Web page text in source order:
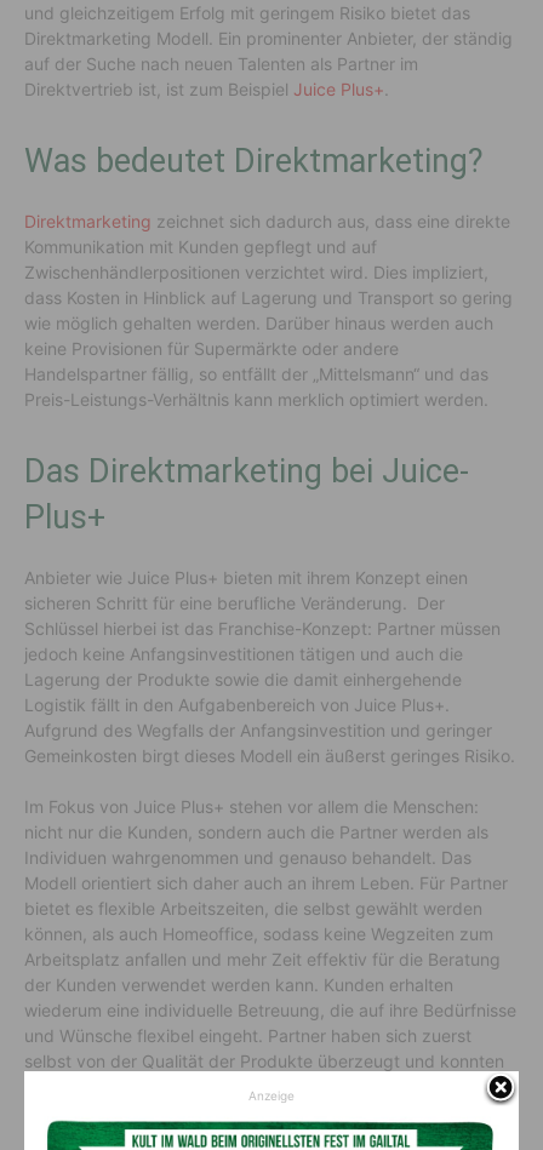
und gleichzeitigem Erfolg mit geringem Risiko bietet das
Direktmarketing Modell. Ein prominenter Anbieter, der ständig
auf der Suche nach neuen Talenten als Partner im
Direktvertrieb ist, ist zum Beispiel Juice Plus+
Was bedeutet Direktmarketing?
Direktmarketing zeichnet sich dadurch aus, dass eine direkte
Kommunikation mit Kunden gepflegt und auf
Zwischenhändlerpositionen verzichtet wird. Dies impliziert,
dass Kosten in Hinblick auf Lagerung und Transport so gering
wie möglich gehalten werden. Darüber hinaus werden auch
keine Provisionen für Supermärkte oder andere
Handelspartner fällig, so entfällt der „Mittelsmann“ und das
Preis-Leistungs-Verhältnis kann merklich optimiert werden.
Das Direktmarketing bei Juice-
Plus+
Anbieter wie Juice Plus+ bieten mit ihrem Konzept einen
sicheren Schritt für eine berufliche Veränderung. Der
Schlüssel hierbei ist das Franchise-Konzept: Partner müssen
jedoch keine Anfangsinvestitionen tätigen und auch die
Lagerung der Produkte sowie die damit einhergehende
Logistik fällt in den Aufgabenbereich von Juice Plus+.
Aufgrund des Wegfalls der Anfangsinvestition und geringer
Gemeinkosten birgt dieses Modell ein äußerst geringes Risiko.
Im Fokus von Juice Plus+ stehen vor allem die Menschen:
nicht nur die Kunden, sondern auch die Partner werden als
Individuen wahrgenommen und genauso behandelt. Das
Modell orientiert sich daher auch an ihrem Leben. Für Partner
bietet es flexible Arbeitszeiten, die selbst gewählt werden
können, als auch Homeoffice, sodass keine Wegzeiten zum
Arbeitsplatz anfallen und mehr Zeit effektiv für die Beratung
der Kunden verwendet werden kann. Kunden erhalten
wiederum eine individuelle Betreuung, die auf ihre Bedürfnisse
und Wünsche flexibel eingeht. Partner haben sich zuerst
selbst von der Qualität der Produkte überzeugt und konnten
Modell, in dem keine Produkte mit aufgezwungenen Phrasen
Anzeige